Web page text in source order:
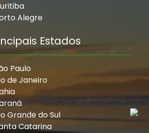
Alegre
Estados
Paulo
de Janeiro
Grande do Sul
Catarina